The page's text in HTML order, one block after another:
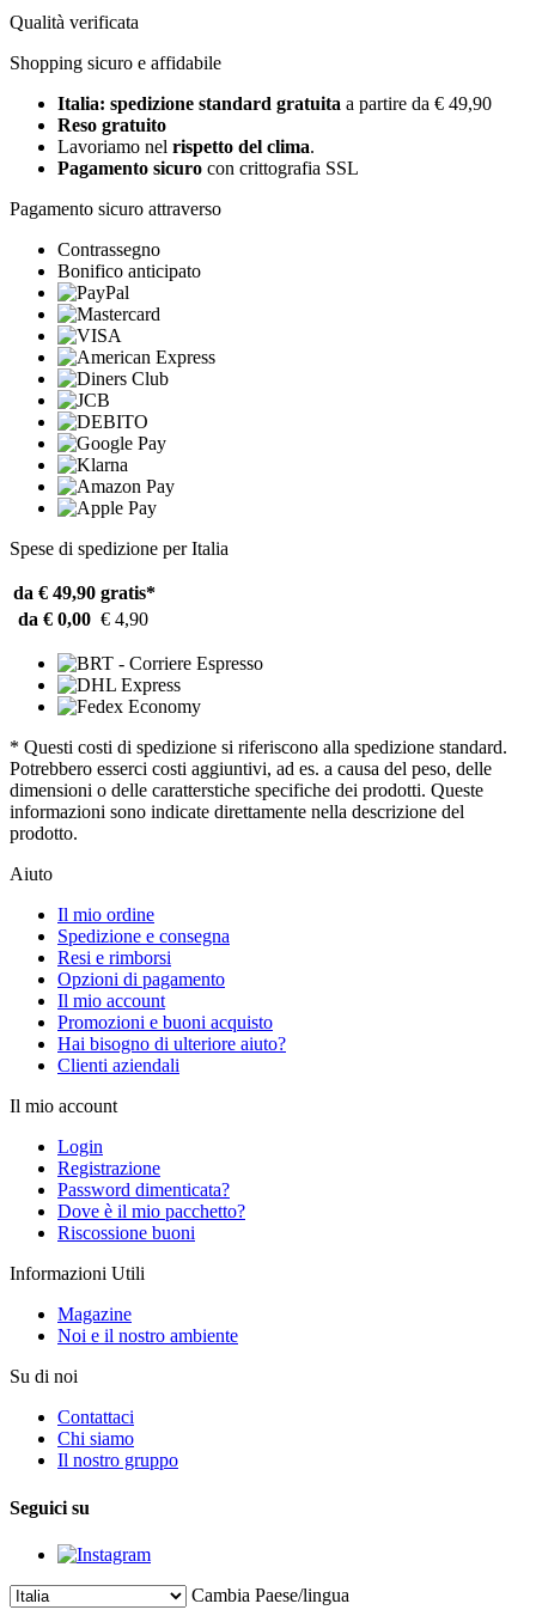
Qualità verificata
Shopping sicuro e affidabile
Italia: spedizione standard gratuita a partire da € 49,90
Reso gratuito
Lavoriamo nel rispetto del clima.
Pagamento sicuro con crittografia SSL
Pagamento sicuro attraverso
Contrassegno
Bonifico anticipato
Spese di spedizione per Italia
da € 49,90 gratis*
da € 0,00 € 4,90
* Questi costi di spedizione si riferiscono alla spedizione standard.
Potrebbero esserci costi aggiuntivi, ad es. a causa del peso, delle
dimensioni o delle caratterstiche specifiche dei prodotti. Queste
informazioni sono indicate direttamente nella descrizione del
prodotto.
Aiuto
Il mio ordine
Spedizione e consegna
Resi e rimborsi
Opzioni di pagamento
Il mio account
Promozioni e buoni acquisto
Hai bisogno di ulteriore aiuto?
Clienti aziendali
Il mio account
Login
Registrazione
Password dimenticata?
Dove è il mio pacchetto?
Riscossione buoni
Informazioni Utili
Magazine
Noi e il nostro ambiente
Su di noi
Contattaci
Chi siamo
Il nostro gruppo
Seguici su
Cambia Paese/lingua